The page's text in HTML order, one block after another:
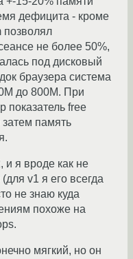
дефицита - кроме
позволял
не более 50%,
под дисковый
браузера система
до 800М. При
показатель free
память
я вроде как не
v1 я его всегда
не знаю куда
похоже на
мягкий, но он